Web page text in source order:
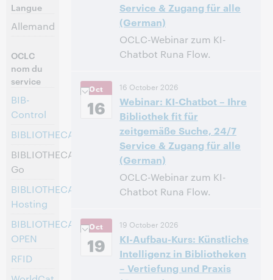
Langue
Allemand
OCLC
nom du
service
BIB-
Control
BIBLIOTHECA
BIBLIOTHECA
Go
BIBLIOTHECA
Hosting
BIBLIOTHECA
OPEN
RFID
Service & Zugang für alle
(German)
OCLC-Webinar zum KI-
Chatbot Runa Flow.
[Summer] Time [UTC +2]
Inscrivez-vous pour
participer
Oct
16
16 October 2026
Webinar: KI-Chatbot – Ihre
Bibliothek fit für
zeitgemäße Suche, 24/7
Service & Zugang für alle
(German)
OCLC-Webinar zum KI-
Chatbot Runa Flow.
[Summer] Time [UTC +2]
Inscrivez-vous pour
participer
Oct
19
19 October 2026
KI-Aufbau-Kurs: Künstliche
Intelligenz in Bibliotheken
– Vertiefung und Praxis